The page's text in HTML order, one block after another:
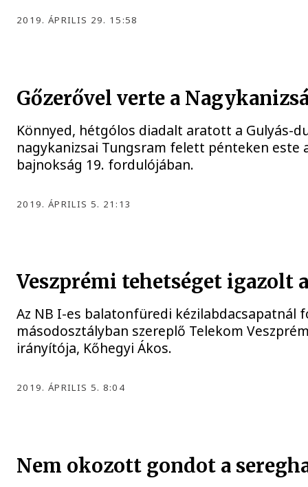
2019. ÁPRILIS 29. 15:58
Gőzerővel verte a
Könnyed, hétgólos diadalt aratott a Gulyás-
nagykanizsai Tungsram felett pénteken este
bajnokság 19. fordulójában.
2019. ÁPRILIS 5. 21:13
Veszprémi tehetséget igazolt
Az NB I-es balatonfüredi kézilabdacsapatnál
másodosztályban szereplő Telekom
irányítója, Kőhegyi Ákos.
2019. ÁPRILIS 5. 8:04
Nem okozott gondot a